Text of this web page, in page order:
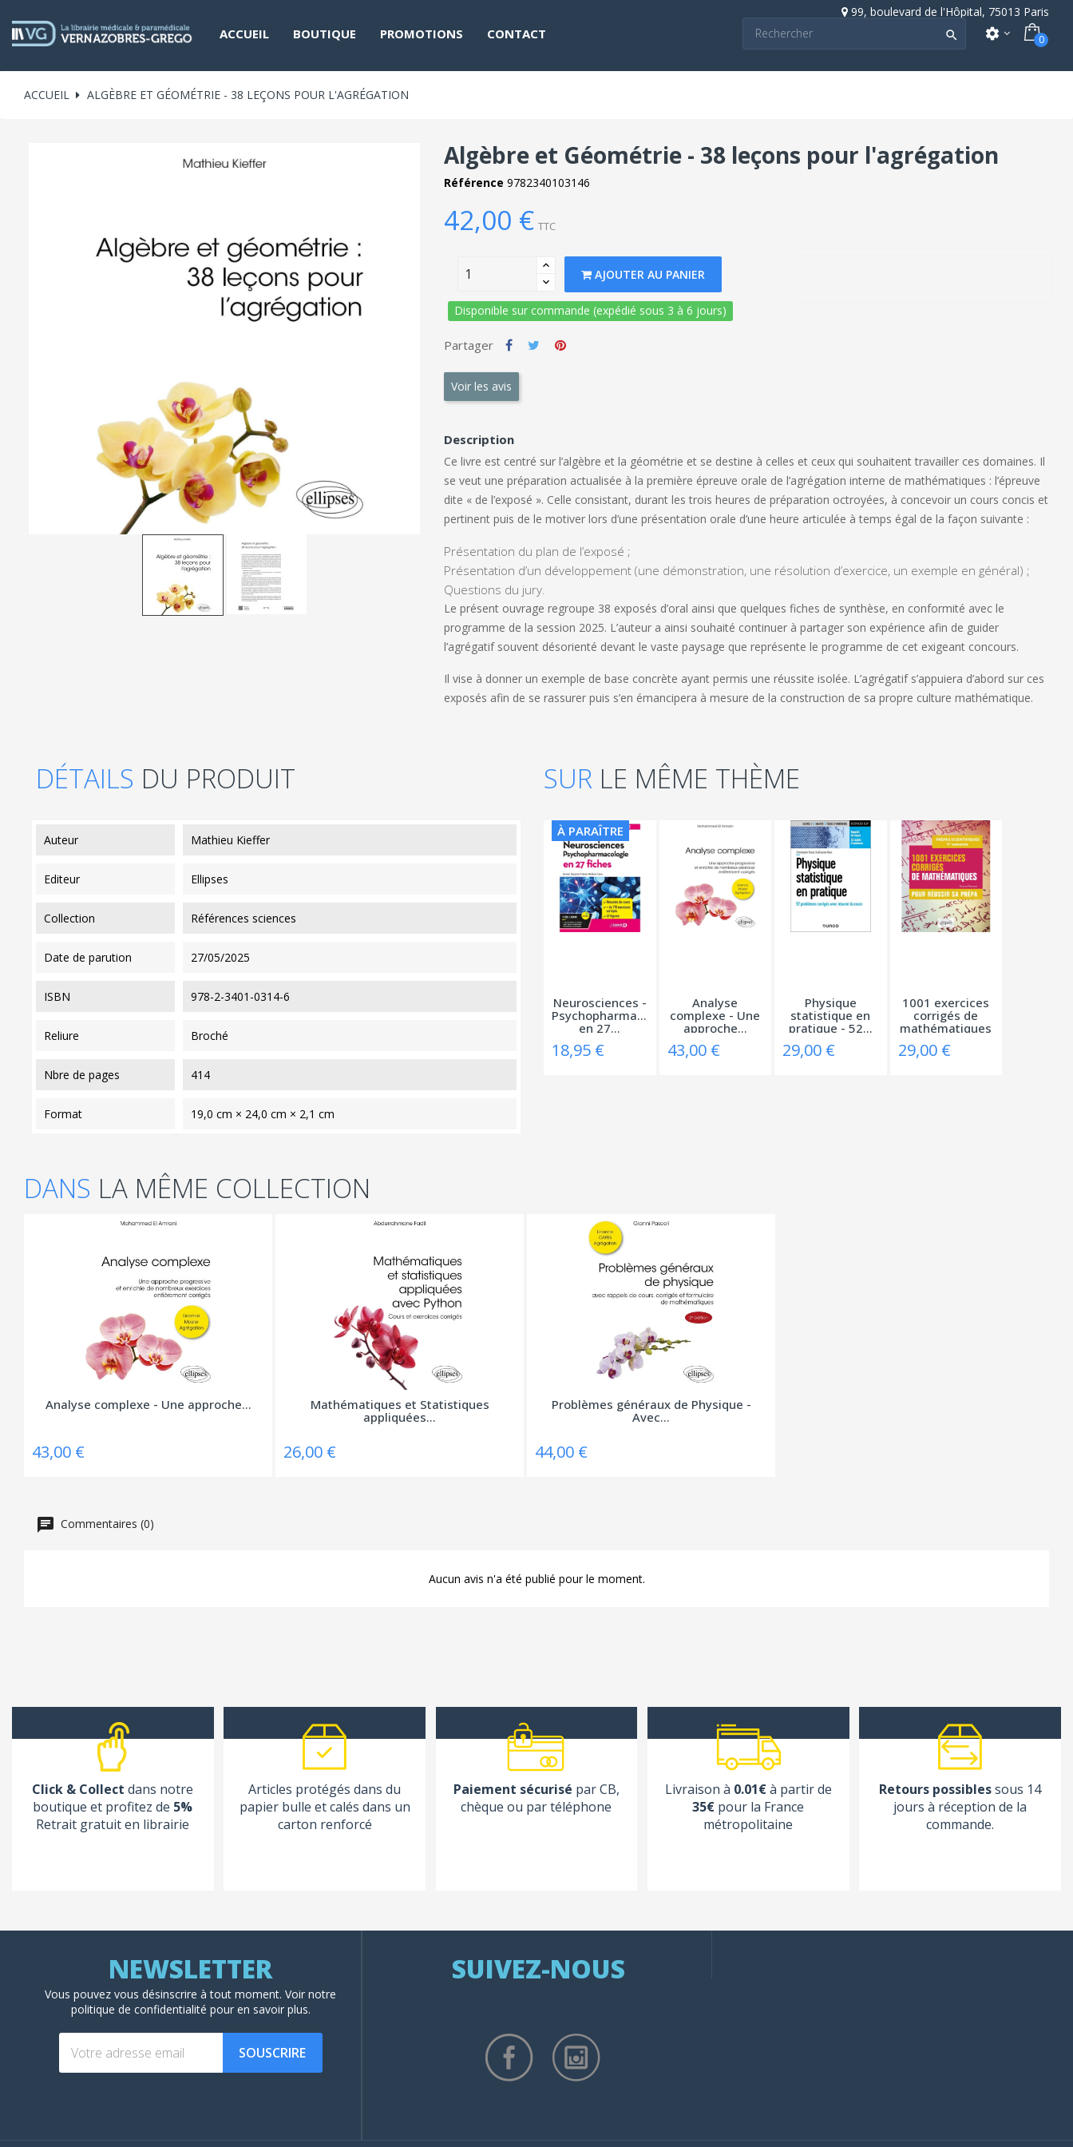
99, boulevard de l'Hôpital, 75013 Paris
ACCUEIL BOUTIQUE PROMOTIONS CONTACT  settings 0
ACCUEIL ALGÈBRE ET GÉOMÉTRIE - 38 LEÇONS POUR L'AGRÉGATION
Algèbre et Géométrie - 38 leçons pour l'agrégation
Référence 9782340103146
42,00 € TTC
AJOUTER AU PANIER
Disponible sur commande (expédié sous 3 à 6 jours)
Partager
Voir les avis
Description
Ce livre est centré sur l’algèbre et la géométrie et se destine à celles et ceux qui souhaitent travailler ces domaines. Il
se veut une préparation actualisée à la première épreuve orale de l’agrégation interne de mathématiques : l’épreuve
dite « de l’exposé ». Celle consistant, durant les trois heures de préparation octroyées, à concevoir un cours concis et
pertinent puis de le motiver lors d’une présentation orale d’une heure articulée à temps égal de la façon suivante :
Présentation du plan de l’exposé ;
Présentation d’un développement (une démonstration, une résolution d’exercice, un exemple en général) ;
Questions du jury.
Le présent ouvrage regroupe 38 exposés d’oral ainsi que quelques fiches de synthèse, en conformité avec le
programme de la session 2025. L’auteur a ainsi souhaité continuer à partager son expérience afin de guider
l’agrégatif souvent désorienté devant le vaste paysage que représente le programme de cet exigeant concours.
Il vise à donner un exemple de base concrète ayant permis une réussite isolée. L’agrégatif s’appuiera d’abord sur ces
exposés afin de se rassurer puis s’en émancipera à mesure de la construction de sa propre culture mathématique.
DÉTAILS DU PRODUIT
auteur Mathieu Kieffer
editeur Ellipses
collection Références sciences
date de parution 27/05/2025
ISBN 978-2-3401-0314-6
reliure Broché
nbre de pages 414
format 19,0 cm × 24,0 cm × 2,1 cm
SUR LE MÊME THÈME
À PARAÎTRE
Neurosciences -
Psychopharmacologie
en 27...
18,95 €
Analyse
complexe - Une
approche...
43,00 €
Physique
statistique en
pratique - 52...
29,00 €
1001 exercices
corrigés de
mathématiques
29,00 €
DANS LA MÊME COLLECTION
Analyse complexe - Une approche...
43,00 €
Mathématiques et Statistiques
appliquées...
26,00 €
Problèmes généraux de Physique -
Avec...
44,00 €
Commentaires (0)
Aucun avis n'a été publié pour le moment.
Click & Collect dans notre
boutique et profitez de 5%
Retrait gratuit en librairie
Articles protégés dans du
papier bulle et calés dans un
carton renforcé
Paiement sécurisé par CB,
chèque ou par téléphone
Livraison à 0.01€à partir de
35€ pour la France
métropolitaine
Retours possiblessous 14
jours à réception de la
commande.
Vous pouvez vous désinscrire à tout moment. Voirnotre
politique de confidentialité pour en savoir plus.
SOUSCRIRE
SUIVEZ-NOUS